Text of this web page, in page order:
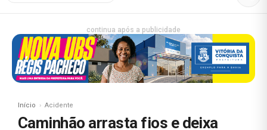
continua após a publicidade
Início Acidente
Caminhão arrasta fios e deixa